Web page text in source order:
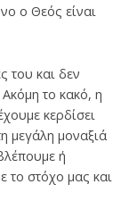
ο Θεός είναι
του και δεν
το κακό, η
κερδίσει
μεγάλη μοναξιά
ή
το στόχο μας και